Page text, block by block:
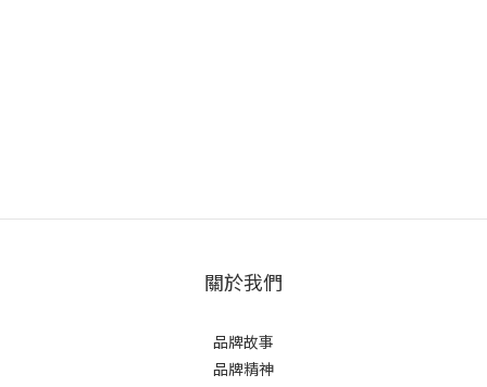
關於我們
品牌故事
品牌精神